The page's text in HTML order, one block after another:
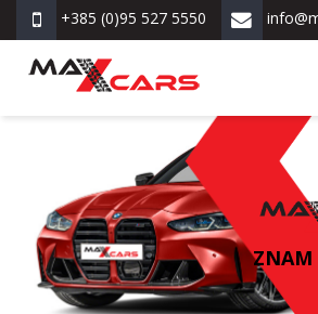
+385 (0)95 527 5550
ZNAM